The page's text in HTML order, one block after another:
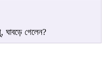
ঘাবড়ে গেলেন?